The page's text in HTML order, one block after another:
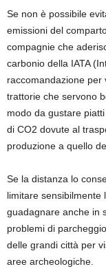
Se non è possibile
emissioni del
compagnie che
carbonio della IATA
raccomandazione per
trattorie che servono
modo da gustare
di CO2 dovute al
produzione a quello
Se la distanza lo
limitare sensibilmente
guadagnare anche in
problemi di
delle grandi città per
aree archeologiche.